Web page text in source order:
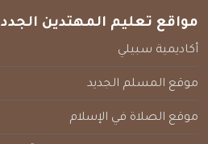
مواقع تعليم المهتدين الجدد
أكاديمية سبيلي
موقع المسلم الجديد
موقع الصلاة في الإسلام